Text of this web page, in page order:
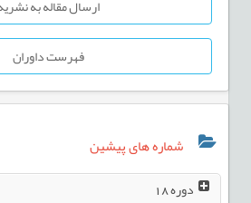
ارسال مقاله به نشریه
فهرست داوران
شماره های پیشین
دوره18